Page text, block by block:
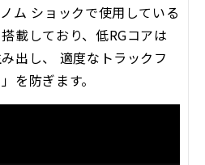
ム ショックで使用している
載しており、低RGコアは
出し、 適度なトラックフ
を防ぎます。